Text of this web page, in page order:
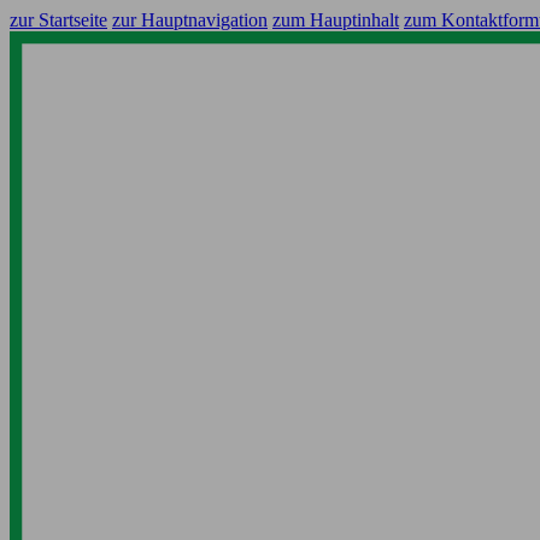
zur Startseite zur Hauptnavigation zum Hauptinhalt zum